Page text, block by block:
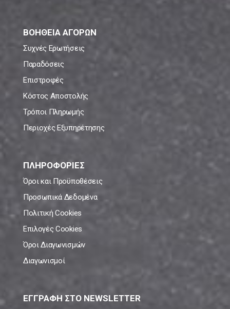
ΒΟΗΘΕΙΑ ΑΓΟΡΩΝ
Συχνές Ερωτήσεις
Παραδόσεις
Επιστροφές
Κόστος Αποστολής
Τρόποι Πληρωμής
Περιοχές Εξυπηρέτησης
ΠΛΗΡΟΦΟΡΙΕΣ
Όροι και Προϋποθέσεις
Προσωπικά Δεδομένα
Πολιτική Cookies
Επιλογές Cookies
Όροι Διαγωνισμών
Διαγωνισμοί
ΕΓΓΡΑΦΗ ΣΤΟ NEWSLETTER